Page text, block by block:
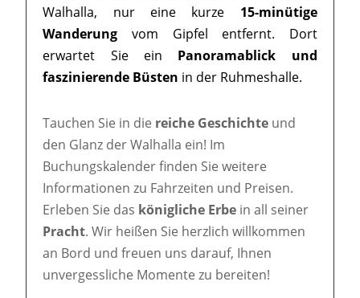
Walhalla, nur eine kurze 15-minütige
Wanderung vom Gipfel entfernt. Dort
erwartet Sie ein Panoramablick und
faszinierende Büsten in der Ruhmeshalle.
Tauchen Sie in die reiche Geschichte und
den Glanz der Walhalla ein! Im
Buchungskalender finden Sie weitere
Informationen zu Fahrzeiten und Preisen.
Erleben Sie das königliche Erbe in all seiner
Pracht. Wir heißen Sie herzlich willkommen
an Bord und freuen uns darauf, Ihnen
unvergessliche Momente zu bereiten!